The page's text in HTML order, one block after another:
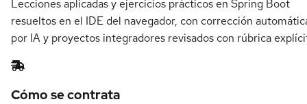
Lecciones aplicadas y ejercicios prácticos en Spring Boot
resueltos en el IDE del navegador, con corrección
por IA y proyectos integradores revisados con rúbrica
Cómo se contrata